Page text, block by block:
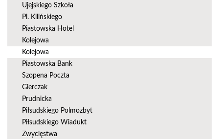
Ujejskiego Szkoła
Pl. Kilińskiego
Piastowska Hotel
Kolejowa
Kolejowa
Piastowska Bank
Szopena Poczta
Gierczak
Prudnicka
Piłsudskiego Polmozbyt
Piłsudskiego Wiadukt
Zwycięstwa